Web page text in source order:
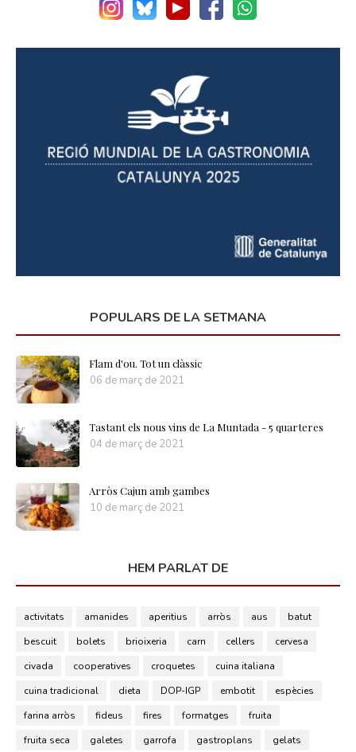
POPULARS DE LA SETMANA
Flam d'ou. Tot un clàssic
06 de març de 2021
Tastant els nous vins de La Muntada - 5 quarteres
04 de març de 2021
Arròs Cajun amb gambes
10 de març de 2021
HEM PARLAT DE
activitats amanides aperitius arròs aus
batut
bescuit
bolets brioixeria carn cellers
cervesa
civada
cooperatives croquetes
cuina italiana
cuina tradicional
dieta DOP-IGP embotit
espècies
farina arròs
fideus fires formatges
fruita
fruita seca
galetes garrofa gastroplans gelats